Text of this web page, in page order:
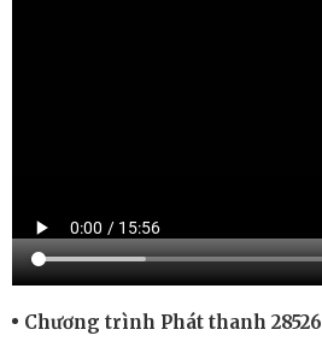
Chương trình Phát thanh 28526